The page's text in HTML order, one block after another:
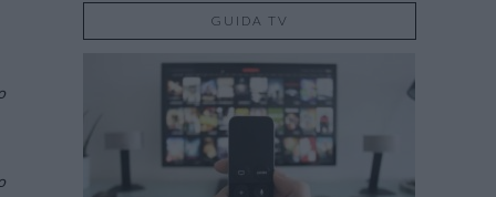
GUIDA TV